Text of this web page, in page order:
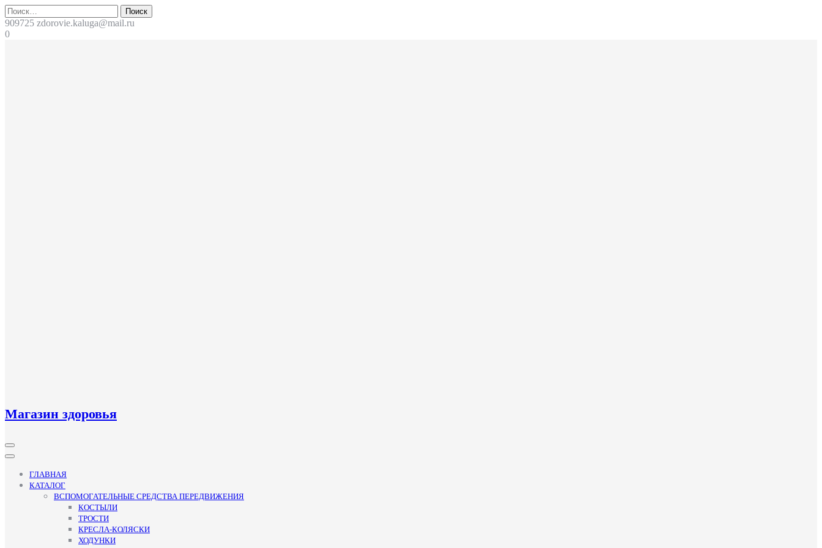
Перейти
к
содержимому
Поиск
909725 zdorovie.kaluga@mail.ru
0
Магазин здоровья
Кнопка
Открыть
ГЛАВНАЯ
КАТАЛОГ
ВСПОМОГАТЕЛЬНЫЕ СРЕДСТВА ПЕРЕДВИЖЕНИЯ
КОСТЫЛИ
ТРОСТИ
КРЕСЛА-КОЛЯСКИ
ХОДУНКИ